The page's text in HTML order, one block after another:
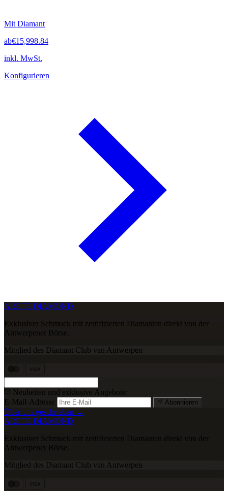
Mit Diamant
ab€15,998.84
inkl. MwSt.
Konfigurieren
ARETE DIAMOND
Exklusiver Schmuck mit zertifizierten Diamanten direkt von der
Antwerpener Börse.
Mitglied des Diamant Club van Antwerpen
Neuheiten und exklusive Angebote:
E-Mail-Adresse
Abonnieren
Über uns geschrieben →
ARETE DIAMOND
Exklusiver Schmuck mit zertifizierten Diamanten direkt von der
Antwerpener Börse.
Mitglied des Diamant Club van Antwerpen